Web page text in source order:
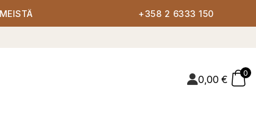
MEISTÄ +358 2 6333 150
0,00 €
0